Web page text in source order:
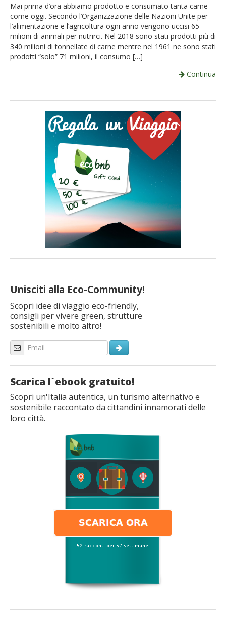
Mai prima d’ora abbiamo prodotto e consumato tanta carne
come oggi. Secondo l’Organizzazione delle Nazioni Unite per
l’alimentazione e l’agricoltura ogni anno vengono uccisi 65
milioni di animali per nutrirci. Nel 2018 sono stati prodotti più di
340 milioni di tonnellate di carne mentre nel 1961 ne sono stati
prodotti “solo” 71 milioni, il consumo […]
Continua
Unisciti alla Eco-Community!
Scopri idee di viaggio eco-friendly,
consigli per vivere green, strutture
sostenibili e molto altro!
Scarica l´ebook gratuito!
Scopri un'Italia autentica, un turismo alternativo e
sostenibile raccontato da cittandini innamorati delle
loro città.